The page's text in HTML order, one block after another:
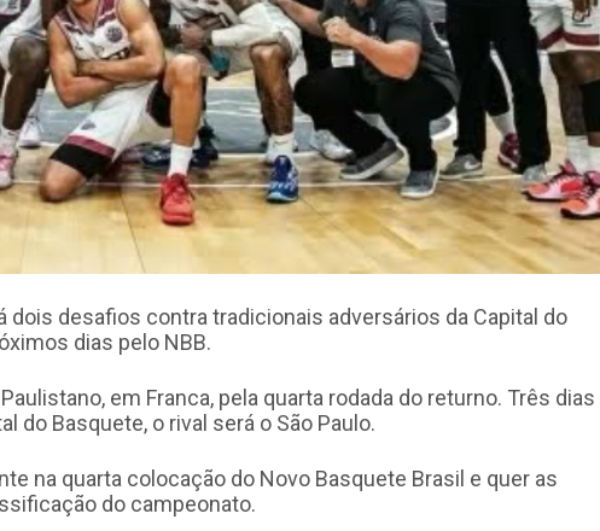
dois desafios contra tradicionais adversários da Capital do
dias pelo NBB.
em Franca, pela quarta rodada do returno. Três dias
do Basquete, o rival será o São Paulo.
na quarta colocação do Novo Basquete Brasil e quer as
do campeonato.